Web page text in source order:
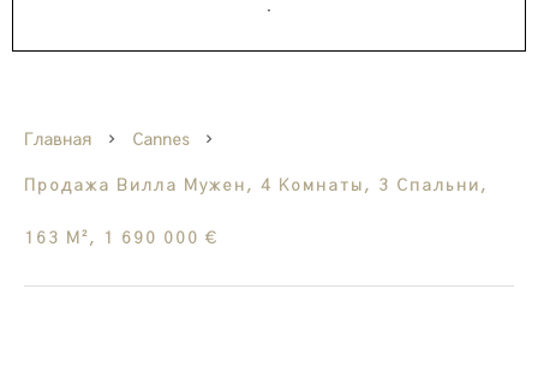
·
Главная Cannes
Продажа Вилла Мужен, 4 Комнаты, 3 Спальни,
163 М², 1 690 000 €